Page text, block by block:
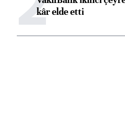
kâr elde etti